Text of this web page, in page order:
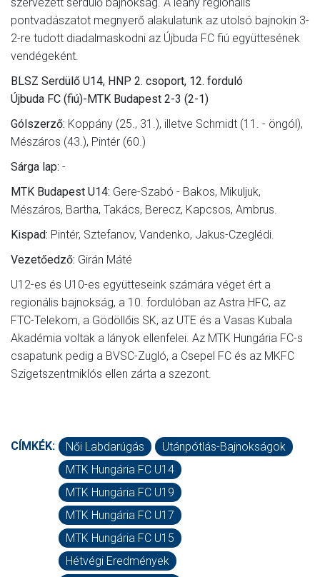
pontvadászatot megnyerő alakulatunk az utolsó bajnokin 3-
2-re tudott diadalmaskodni az Újbuda FC fiú együttesének
vendégeként.
BLSZ Serdülő U14, HNP 2. csoport, 12. forduló
Újbuda FC (fiú)-MTK Budapest 2-3 (2-1)
Gólszerző: Koppány (25., 31.), illetve Schmidt (11. - öngól),
Mészáros (43.), Pintér (60.)
Sárga lap: -
MTK Budapest U14: Gere-Szabó - Bakos, Mikuljuk,
Mészáros, Bartha, Takács, Berecz, Kapcsos, Ambrus.
Kispad: Pintér, Sztefanov, Vandenko, Jakus-Czeglédi.
Vezetőedző: Girán Máté
U12-es és U10-es együtteseink számára véget ért a
regionális bajnokság, a 10. fordulóban az Astra HFC, az
FTC-Telekom, a Gödöllőis SK, az UTE és a Vasas Kubala
Akadémia voltak a lányok ellenfelei. Az MTK Hungária FC-s
csapatunk pedig a BVSC-Zugló, a Csepel FC és az MKFC
Szigetszentmiklós ellen zárta a szezont.
CÍMKÉK: Női Labdarúgás
Utánpótlás-Bajnokságok
MTK Hungária FC U14
MTK Hungária FC U19
MTK Hungária FC U17
MTK Hungária FC U15
Hétvégi Eredmények